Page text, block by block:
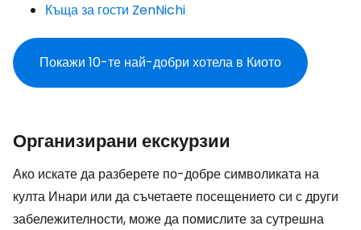
Къща за гости ZenNichi
Покажи 10-те най-добри хотела в Киото
Организирани екскурзии
Ако искате да разберете по-добре символиката на
култа Инари или да съчетаете посещението си с други
забележителности, може да помислите за сутрешна